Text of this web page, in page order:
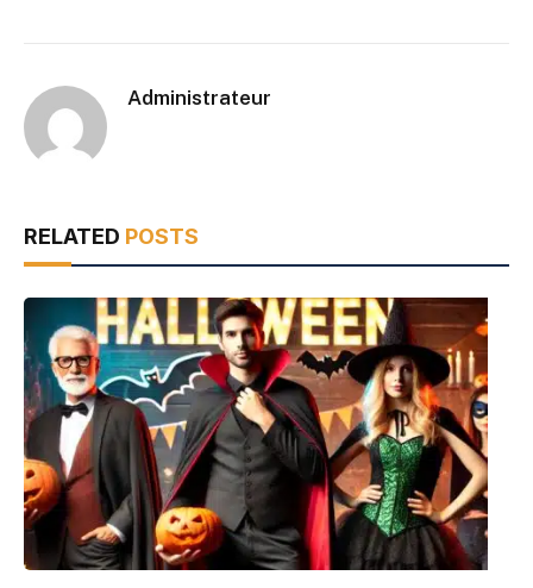
Administrateur
RELATED POSTS